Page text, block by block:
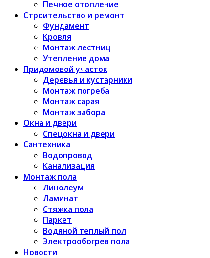
Печное отопление
Строительство и ремонт
Фундамент
Кровля
Монтаж лестниц
Утепление дома
Придомовой участок
Деревья и кустарники
Монтаж погреба
Монтаж сарая
Монтаж забора
Окна и двери
Спецокна и двери
Сантехника
Водопровод
Канализация
Монтаж пола
Линолеум
Ламинат
Стяжка пола
Паркет
Водяной теплый пол
Электрообогрев пола
Новости